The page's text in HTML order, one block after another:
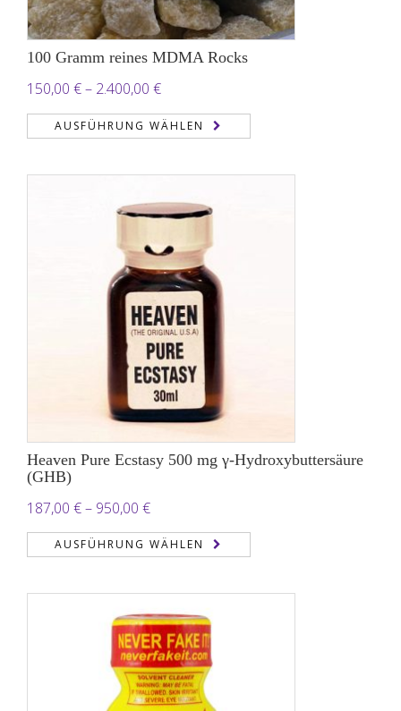
100 Gramm reines MDMA Rocks
150,00 €– 2.400,00 €Preisspanne:
150,00 €
bis
AUSFÜHRUNG WÄHLEN
Heaven Pure Ecstasy 500 mg γ-Hydroxybuttersäure
(GHB)
187,00 €– 950,00 €Preisspanne:
187,00 €
bis
AUSFÜHRUNG WÄHLEN